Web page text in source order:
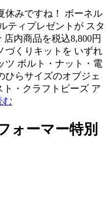
休みですね！ ボーネル
ティプレゼントが スタ
内商品を税込8,800円
づくりキットを いずれ
ツ ボルト・ナット・電
ひらサイズのオブジェ
・クラフトビーズ ア
む
ォーマー特別